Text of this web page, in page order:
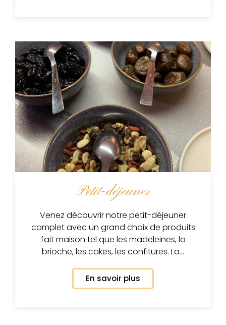
Petit-déjeuner
Venez découvrir notre petit-déjeuner
complet avec un grand choix de produits
fait maison tel que les madeleines, la
brioche, les cakes, les confitures. La…
En savoir plus